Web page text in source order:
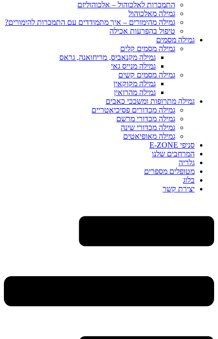
התמכרות לאלכוהול – אלכוהוליזם
גמילה מאלכוהול
גמילה מהימורים – איך מתמודדים עם התמכרות להימורים?
טיפול בהפרעות אכילה
גמילה מסמים
גמילה מסמים קלים
גמילה מקנאביס, מריחואנה, גראס
גמילה מנייס גאי
גמילה מסמים קשים
גמילה מקוקאין
גמילה מהרואין
גמילה מתרופות ומשככי כאבים
גמילה מכדורים פסיכיאטריים
גמילה מכדורי מרשם
גמילה מכדורי שינה
גמילה מאופיאטים
סניפי E-ZONE
המרחבים שלנו
גלריה
מטופלים מספרים
בלוג
יצירת קשר